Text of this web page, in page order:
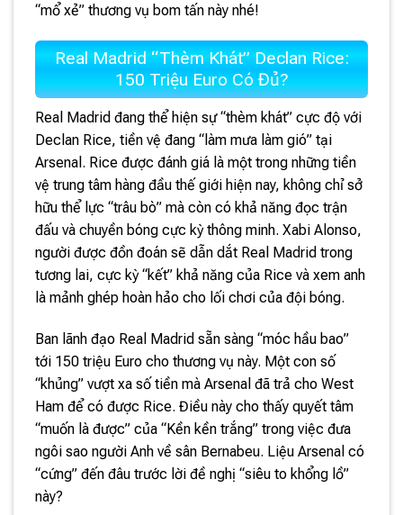
“mổ xẻ” thương vụ bom tấn này nhé!
Real Madrid “Thèm Khát” Declan Rice:
150 Triệu Euro Có Đủ?
Real Madrid đang thể hiện sự “thèm khát” cực độ với
Declan Rice, tiền vệ đang “làm mưa làm gió” tại
Arsenal. Rice được đánh giá là một trong những tiền
vệ trung tâm hàng đầu thế giới hiện nay, không chỉ sở
hữu thể lực “trâu bò” mà còn có khả năng đọc trận
đấu và chuyền bóng cực kỳ thông minh. Xabi Alonso,
người được đồn đoán sẽ dẫn dắt Real Madrid trong
tương lai, cực kỳ “kết” khả năng của Rice và xem anh
là mảnh ghép hoàn hảo cho lối chơi của đội bóng.
Ban lãnh đạo Real Madrid sẵn sàng “móc hầu bao”
tới 150 triệu Euro cho thương vụ này. Một con số
“khủng” vượt xa số tiền mà Arsenal đã trả cho West
Ham để có được Rice. Điều này cho thấy quyết tâm
“muốn là được” của “Kền kền trắng” trong việc đưa
ngôi sao người Anh về sân Bernabeu. Liệu Arsenal có
“cứng” đến đâu trước lời đề nghị “siêu to khổng lồ”
này?